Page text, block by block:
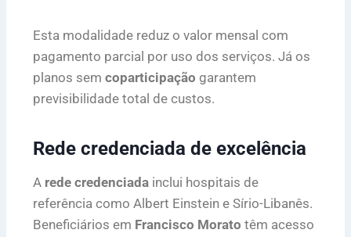
Esta modalidade reduz o valor mensal com
pagamento parcial por uso dos serviços. Já os
planos sem coparticipação garantem
previsibilidade total de custos.
Rede credenciada de excelência
A rede credenciada inclui hospitais de
referência como Albert Einstein e Sírio-Libanês.
Beneficiários em Francisco Morato têm acesso